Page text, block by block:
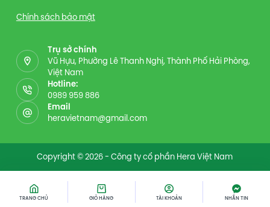
TRANG CHỦ GIỎ HÀNG TÀI KHOẢN NHẮN TIN
Chính sách bảo mật
Trụ sở chính
Vũ Hựu, Phường Lê Thanh Nghị, Thành Phố Hải Phòng,
Việt Nam
Hotline:
0989 959 886
Email
heravietnam@gmail.com
Copyright © 2026 - Công ty cổ phần Hera Việt Nam